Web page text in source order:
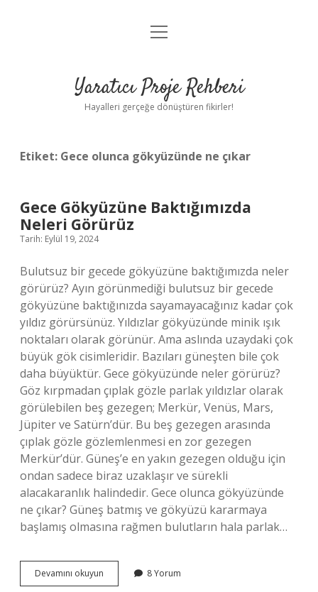
Anasayfa
Yasal Uyarı
menüyü
Yaratıcı Proje Rehberi
Hayalleri gerçeğe dönüştüren fikirler!
Etiket: Gece olunca gökyüzünde ne çıkar
Gece Gökyüzüne Baktığımızda
Neleri Görürüz
Tarih: Eylül 19, 2024
Bulutsuz bir gecede gökyüzüne baktığımızda neler
görürüz? Ayın görünmediği bulutsuz bir gecede
gökyüzüne baktığınızda sayamayacağınız kadar çok
yıldız görürsünüz. Yıldızlar gökyüzünde minik ışık
noktaları olarak görünür. Ama aslında uzaydaki çok
büyük gök cisimleridir. Bazıları güneşten bile çok
daha büyüktür. Gece gökyüzünde neler görürüz?
Göz kırpmadan çıplak gözle parlak yıldızlar olarak
görülebilen beş gezegen; Merkür, Venüs, Mars,
Jüpiter ve Satürn’dür. Bu beş gezegen arasında
çıplak gözle gözlemlenmesi en zor gezegen
Merkür’dür. Güneş’e en yakın gezegen olduğu için
ondan sadece biraz uzaklaşır ve sürekli
alacakaranlık halindedir. Gece olunca gökyüzünde
ne çıkar? Güneş batmış ve gökyüzü kararmaya
başlamış olmasına rağmen bulutların hala parlak…
Devamını okuyun
Gökyüzüne
8 Yorum